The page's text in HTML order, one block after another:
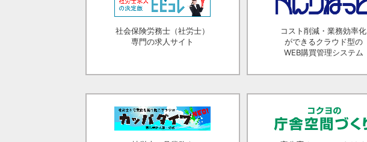
社会保険労務士（社労士）
専門の求人サイト
コスト削減・業務効率化
ができるクラウド型の
WEB購買管理システム